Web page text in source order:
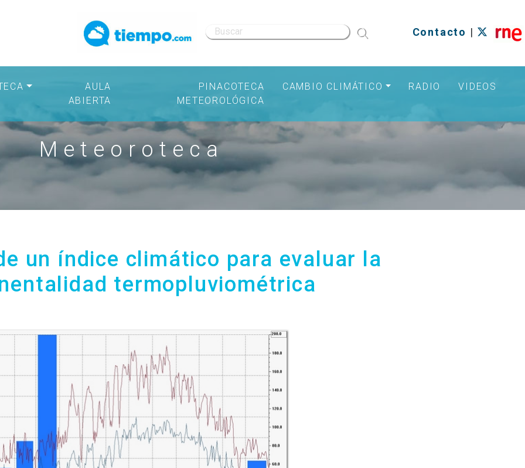
Contacto |
AULA
ABIERTA
PINACOTECA
METEOROLÓGICA
CAMBIO CLIMÁTICO RADIO VIDEOS
Meteoroteca
un índice climático para evaluar la
termopluviométrica